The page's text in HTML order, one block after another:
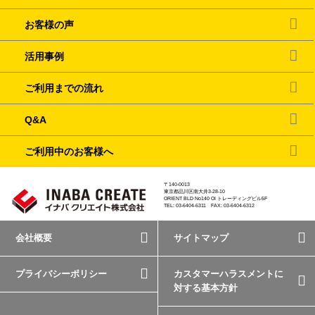
お客様の声
活用事例
ご利用までの流れ
Q&A
ご利用中のお客様へ
〒140-0013
東京都品川区南大井3-28-10
ORIENT BLD No140 OI トレーディングビル5F
TEL: 03-6404-6311 FAX: 03-6404-6312
会社概要 サイトマップ
プライバシーポリシー
カスタマーハラスメントに
対する基本方針